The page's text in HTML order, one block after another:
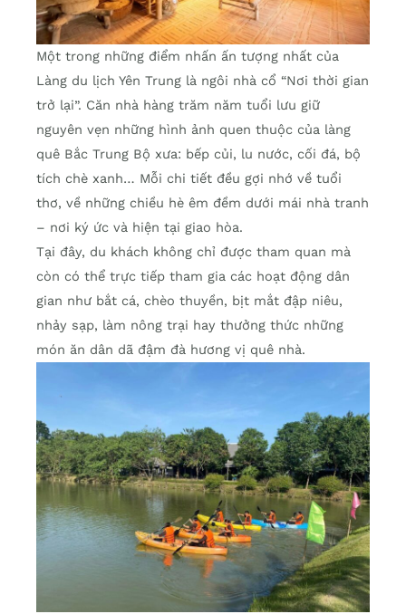
Một trong những điểm nhấn ấn tượng nhất của
Làng du lịch Yên Trung là ngôi nhà cổ “Nơi thời gian
trở lại”. Căn nhà hàng trăm năm tuổi lưu giữ
nguyên vẹn những hình ảnh quen thuộc của làng
quê Bắc Trung Bộ xưa: bếp củi, lu nước, cối đá, bộ
tích chè xanh… Mỗi chi tiết đều gợi nhớ về tuổi
thơ, về những chiều hè êm đềm dưới mái nhà tranh
– nơi ký ức và hiện tại giao hòa.
Tại đây, du khách không chỉ được tham quan mà
còn có thể trực tiếp tham gia các hoạt động dân
gian như bắt cá, chèo thuyền, bịt mắt đập niêu,
nhảy sạp, làm nông trại hay thưởng thức những
món ăn dân dã đậm đà hương vị quê nhà.